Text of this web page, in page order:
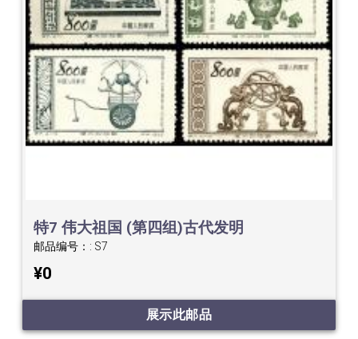
特7 伟大祖国 (第四组)古代发明
邮品编号：: S7
¥0
展示此邮品